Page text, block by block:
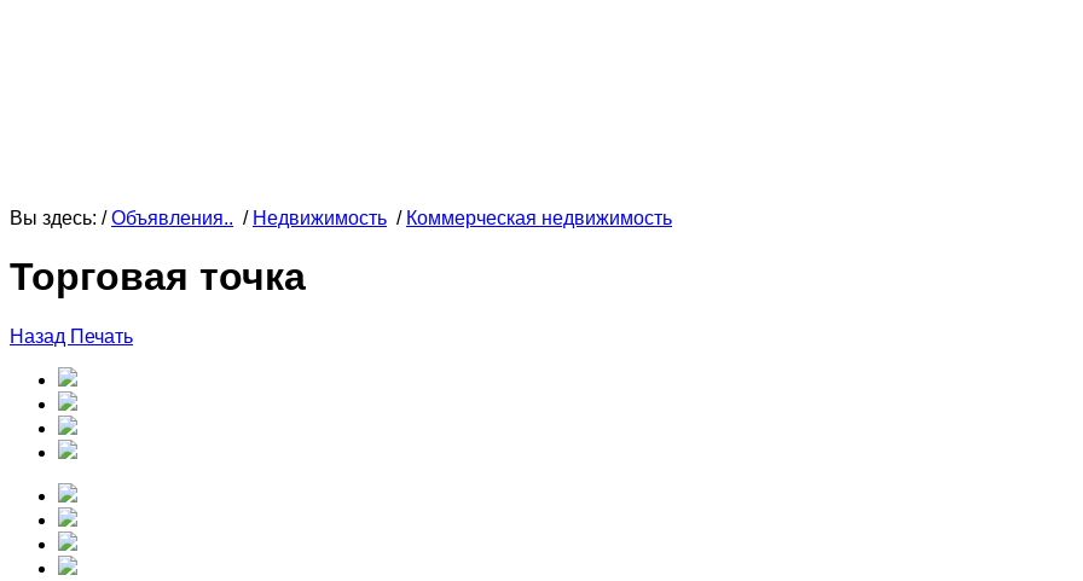
Вы здесь: /Объявления.. / Недвижимость / Коммерческая недвижимость
Торговая точка
Назад Печать